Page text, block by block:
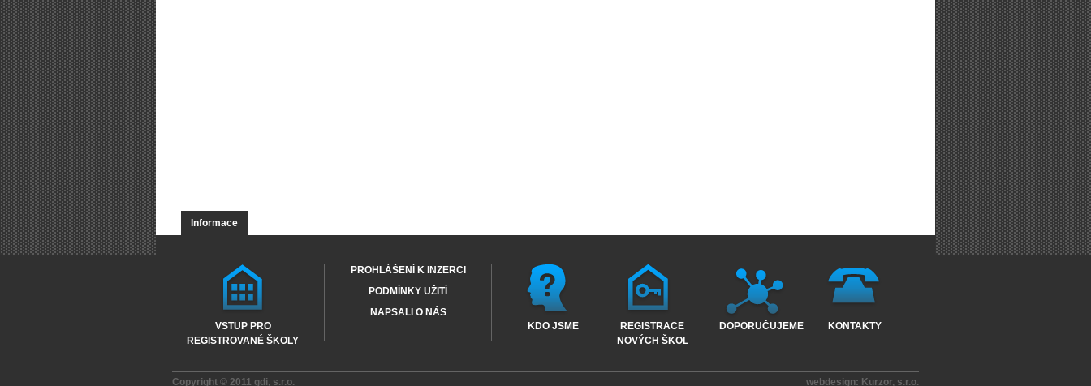
Informace
VSTUP PRO
REGISTROVANÉ ŠKOLY
PROHLÁŠENÍ K INZERCI
PODMÍNKY UŽITÍ
NAPSALI O NÁS
KDO JSME
REGISTRACE
NOVÝCH ŠKOL
DOPORUČUJEME KONTAKTY
Copyright © 2011 gdi, s.r.o. webdesign: Kurzor, s.r.o.